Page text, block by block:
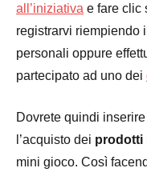
all’iniziativa e fare clic
registrarvi riempiendo
personali oppure
partecipato ad uno dei
Dovrete quindi
l’acquisto dei prodotti
mini gioco. Così